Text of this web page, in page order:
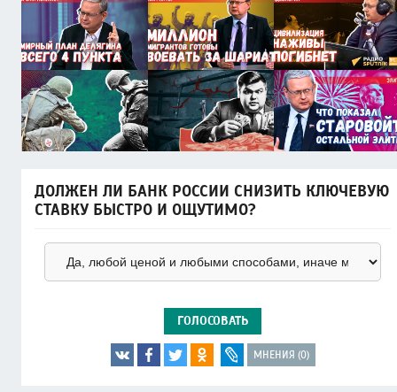
ДОЛЖЕН ЛИ БАНК РОССИИ СНИЗИТЬ КЛЮЧЕВУЮ
СТАВКУ БЫСТРО И ОЩУТИМО?
ГОЛОСОВАТЬ
МНЕНИЯ (0)